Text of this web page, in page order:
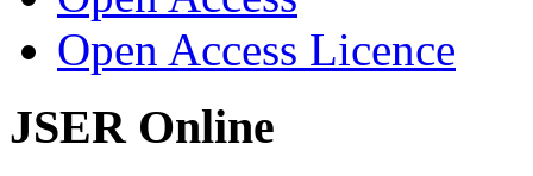
Open Access Licence
JSER Online